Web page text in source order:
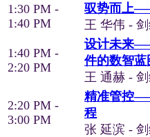
1:30 PM -
1:40 PM
驭势而上
王 华伟 -
1:40 PM -
2:20 PM
设计未来
件的数智蓝
王 通赫 -
2:20 PM -
3:00 PM
精准管控
程
张 延滨 -